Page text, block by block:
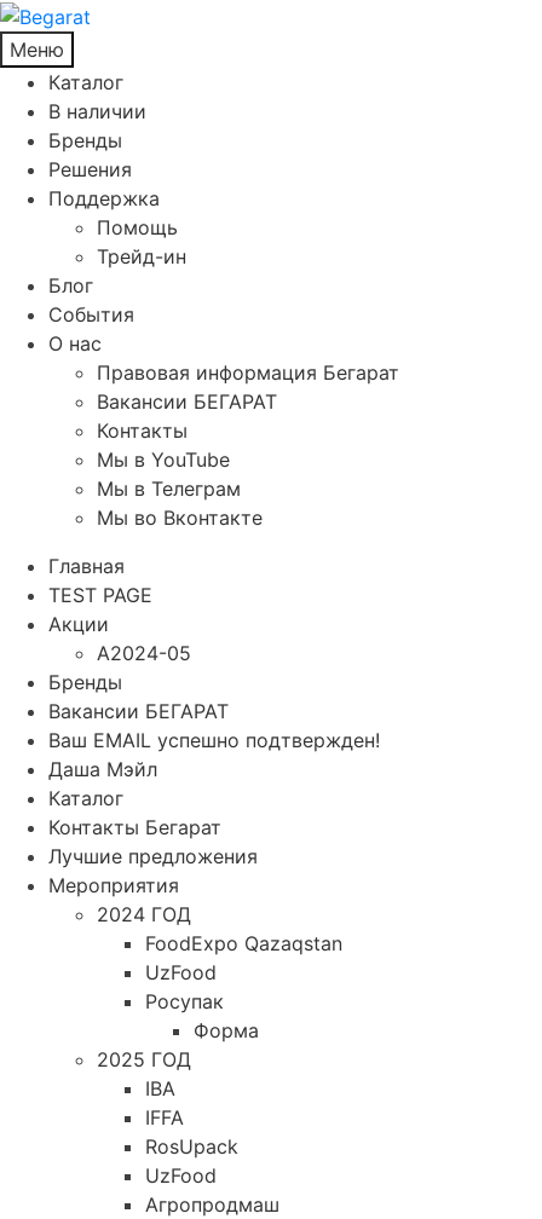
Меню
Каталог
В наличии
Бренды
Решения
Поддержка
Помощь
Трейд-ин
Блог
События
О нас
Правовая информация Бегарат
Вакансии БЕГАРАТ
Контакты
Мы в YouTube
Мы в Телеграм
Мы во Вконтакте
Главная
TEST PAGE
Акции
A2024-05
Бренды
Вакансии БЕГАРАТ
Ваш EMAIL успешно подтвержден!
Даша Мэйл
Каталог
Контакты Бегарат
Лучшие предложения
Мероприятия
2024 ГОД
FoodExpo Qazaqstan
UzFood
Росупак
Форма
2025 ГОД
IBA
IFFA
RosUpack
UzFood
Агропродмаш